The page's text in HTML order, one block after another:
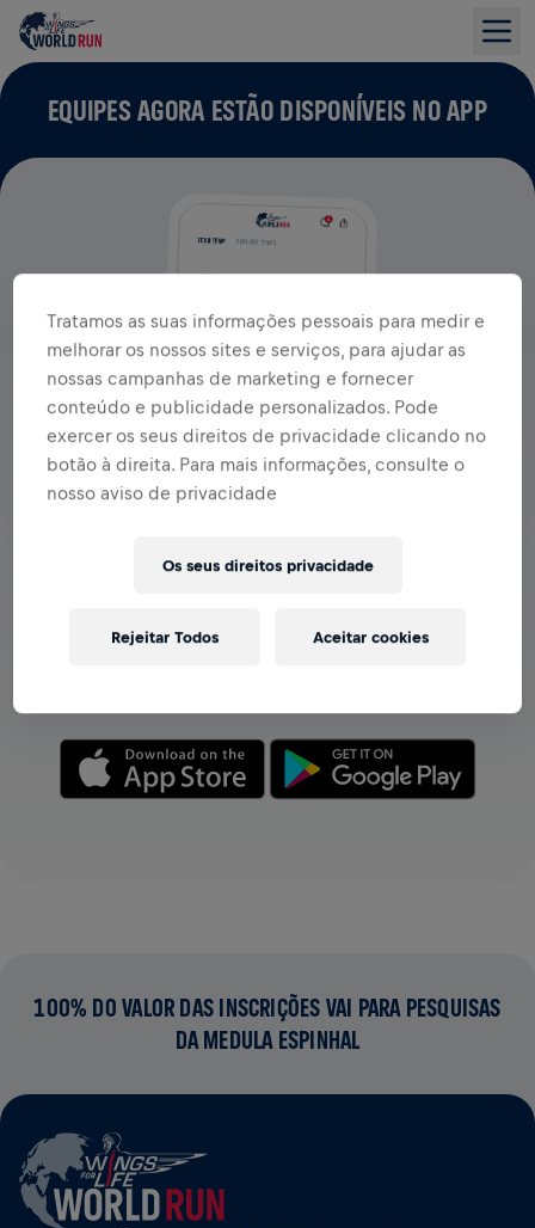
EQUIPES AGORA ESTÃO DISPONÍVEIS NO APP
Seja você membro de uma equipe ou crie a sua própria,
100% DO VALOR DAS INSCRIÇÕES VAI PARA PESQUISAS
DA MEDULA ESPINHAL
Tratamos as suas informações pessoais para medir e
melhorar os nossos sites e serviços, para ajudar as
nossas campanhas de marketing e fornecer
conteúdo e publicidade personalizados. Pode
exercer os seus direitos de privacidade clicando no
botão à direita. Para mais informações, consulte o
nosso aviso de privacidade
Os seus direitos privacidade
Rejeitar Todos Aceitar cookies